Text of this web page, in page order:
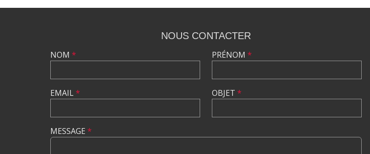
NOUS CONTACTER
NOM *
EMAIL*
PRÉNOM *
OBJET *
MESSAGE *